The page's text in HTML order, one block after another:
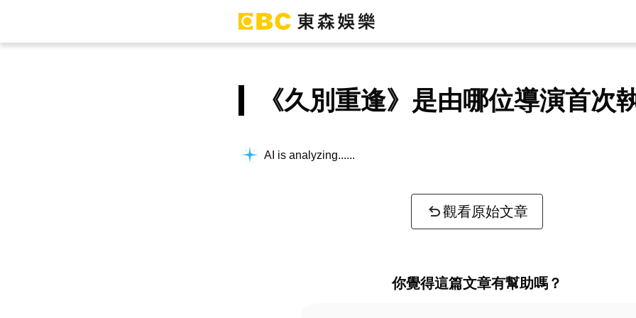
《久別重逢》是由哪位導演首次
Understanding the problem...
觀看原始文章
你覺得這篇文章有幫助嗎？